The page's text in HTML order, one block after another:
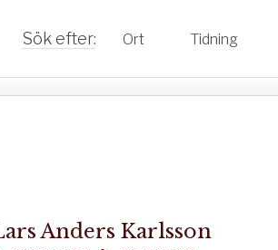
Ort Tidning
Lars Anders Karlsson